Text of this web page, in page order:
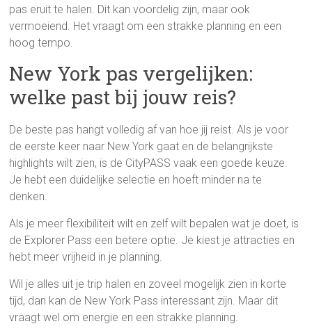
pas eruit te halen. Dit kan voordelig zijn, maar ook
vermoeiend. Het vraagt om een strakke planning en een
hoog tempo.
New York pas vergelijken:
welke past bij jouw reis?
De beste pas hangt volledig af van hoe jij reist. Als je voor
de eerste keer naar New York gaat en de belangrijkste
highlights wilt zien, is de CityPASS vaak een goede keuze.
Je hebt een duidelijke selectie en hoeft minder na te
denken.
Als je meer flexibiliteit wilt en zelf wilt bepalen wat je doet, is
de Explorer Pass een betere optie. Je kiest je attracties en
hebt meer vrijheid in je planning.
Wil je alles uit je trip halen en zoveel mogelijk zien in korte
tijd, dan kan de New York Pass interessant zijn. Maar dit
vraagt wel om energie en een strakke planning.